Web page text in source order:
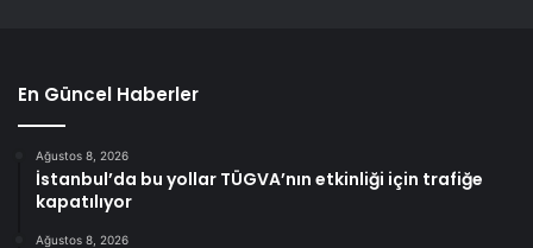
En Güncel Haberler
Ağustos 8, 2026
İstanbul’da bu yollar TÜGVA’nın etkinliği için trafiğe
kapatılıyor
Ağustos 8, 2026